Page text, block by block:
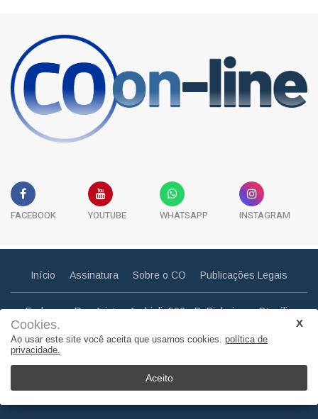
Cookies.
Ao usar este site você aceita que usamos cookies. política de
privacidade.
Aceito
FACEBOOK YOUTUBE WHATSAPP INSTAGRAM
Início Assinatura Sobre o CO Publicações Legais
Endereço: Rua Aristeu Andrioli, 592 - B. Pinheiros - Otacílio
Email: correiootaciliense@gmail.com
© Copyright 2011. Todos os direitos reservados | Correio